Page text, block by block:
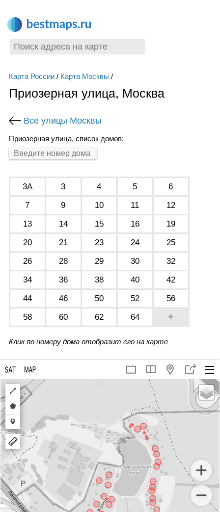
Карта России/ Карта Москвы /
Приозерная улица, Москва
Все улицы Москвы
Приозерная улица, список домов:
3А 3 4 5
6
7
9 10 11
12
13
14 15 16
19
20
21 23 24
25
26
28 29 30
32
34
36 38 40
42
44
46 50 52
56
58
60 62 64 +
Клик по номеру дома отобразит его на карте
Draw
a
polyline
Draw
a
polygon
Draw
a
marker